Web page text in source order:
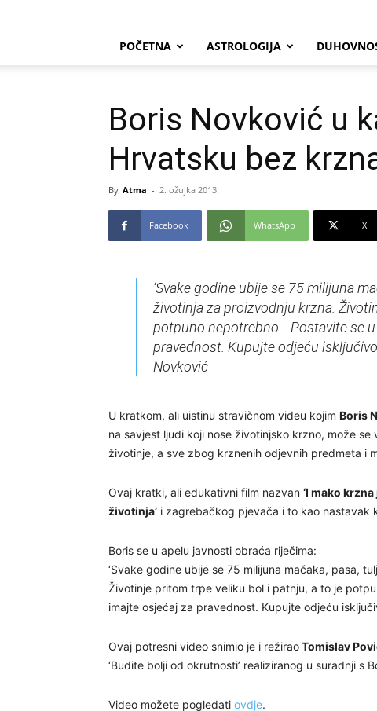
POČETNA ASTROLOGIJA
Boris Novković u
Hrvatsku bez
By Atma - 2. ožujka 2013.
Facebook WhatsApp X
‘Svake godine ubije se 75 milijuna
životinja za proizvodnju krzna.
potpuno nepotrebno… Postavite se
pravednost. Kupujte odjeću
Novković
U kratkom, ali uistinu stravičnom videu kojim Boris
na savjest ljudi koji nose životinjsko krzno, može
životinje, a sve zbog krznenih odjevnih predmeta i
Ovaj kratki, ali edukativni film nazvan ‘I mako
životinja’ i zagrebačkog pjevača i to kao nastavak
Boris se u apelu javnosti obraća riječima:
‘Svake godine ubije se 75 milijuna mačaka, pasa,
Životinje pritom trpe veliku bol i patnju, a to je
imajte osjećaj za pravednost. Kupujte odjeću
Ovaj potresni video snimio je i režiraoTomislav
‘Budite bolji od okrutnosti’ realiziranog u suradnji s
Video možete pogledati ovdje.